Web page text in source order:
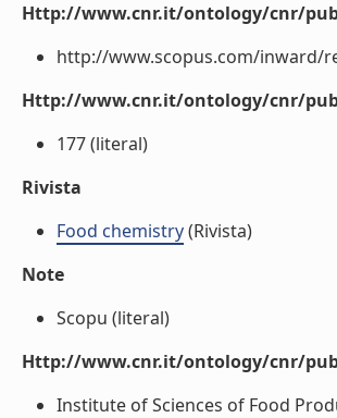
Http://www.cnr.it/ontology/cnr/
http://www.scopus.com/inward/
Http://www.cnr.it/ontology/cnr/
177 (literal)
Rivista
Food chemistry(Rivista)
Note
Scopu (literal)
Http://www.cnr.it/ontology/cnr/
Institute of Sciences of Food